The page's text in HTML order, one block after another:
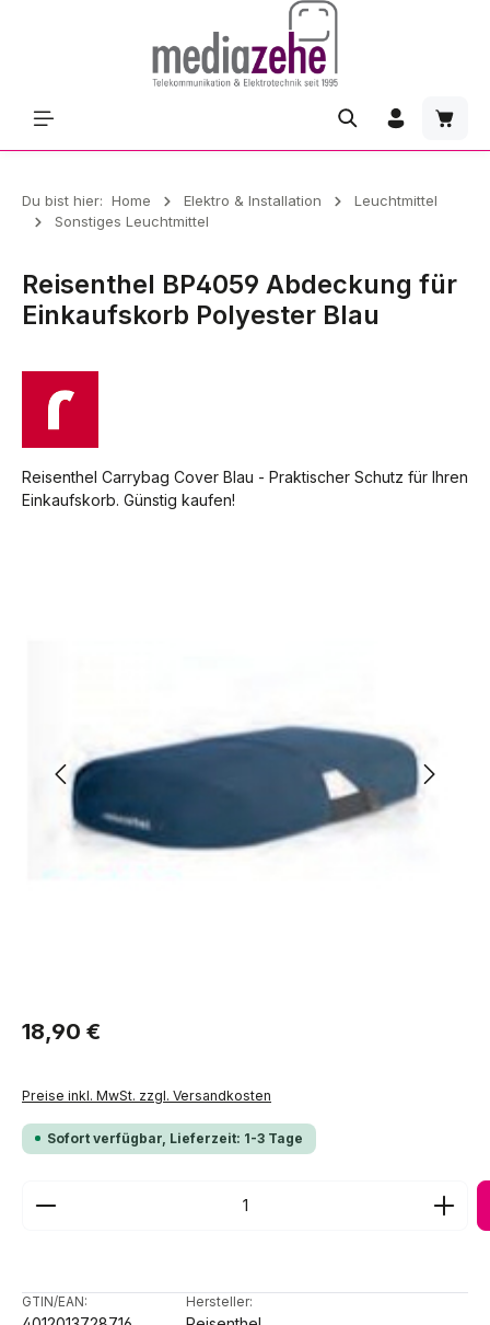
Du bist hier: Home Elektro & Installation
Leuchtmittel
Sonstiges Leuchtmittel
Reisenthel BP4059 Abdeckung für
Einkaufskorb Polyester Blau
Reisenthel Carrybag Cover Blau - Praktischer Schutz für Ihren
Einkaufskorb. Günstig kaufen!
Regulärer Preis:
18,90 €
Preise inkl. MwSt. zzgl. Versandkosten
Sofort verfügbar, Lieferzeit: 1-3 Tage
Produkt Anzahl: Gib den gewünschten Wert ein
GTIN/EAN: Hersteller: